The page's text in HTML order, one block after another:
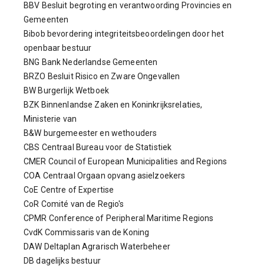
BBV Besluit begroting en verantwoording Provincies en
Gemeenten
Bibob bevordering integriteitsbeoordelingen door het
openbaar bestuur
BNG Bank Nederlandse Gemeenten
BRZO Besluit Risico en Zware Ongevallen
BW Burgerlijk Wetboek
BZK Binnenlandse Zaken en Koninkrijksrelaties,
Ministerie van
B&W burgemeester en wethouders
CBS Centraal Bureau voor de Statistiek
CMER Council of European Municipalities and Regions
COA Centraal Orgaan opvang asielzoekers
CoE Centre of Expertise
CoR Comité van de Regio's
CPMR Conference of Peripheral Maritime Regions
CvdK Commissaris van de Koning
DAW Deltaplan Agrarisch Waterbeheer
DB dagelijks bestuur